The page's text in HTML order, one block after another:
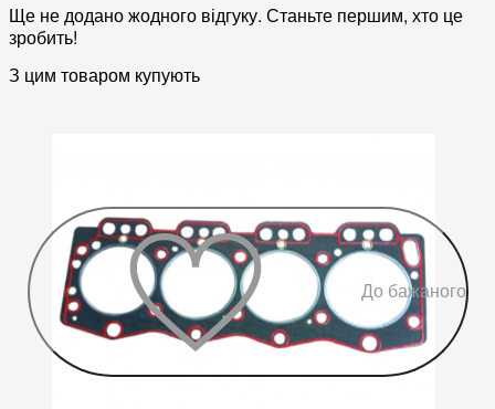
Ще не додано жодного відгуку. Станьте першим, хто це
зробить!
З цим товаром купують
До бажаного